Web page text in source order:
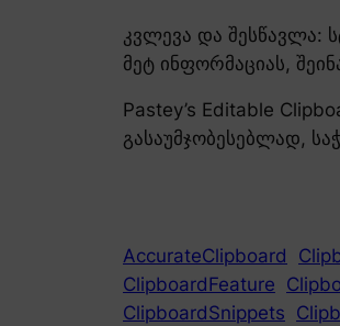
კვლევა და შესწავლა:
მეტ ინფორმაციას,
Pastey’s Editable
გასაუმჯობესებლად,
AccurateClipboard
ClipboardFeature
ClipboardSnippets